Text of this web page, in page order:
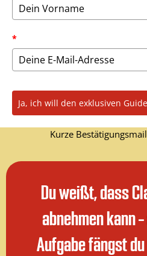
*
Ja, ich will den exklusiven
Kurze
Du weißt, dass
abnehmen kann
Aufgabe fängst